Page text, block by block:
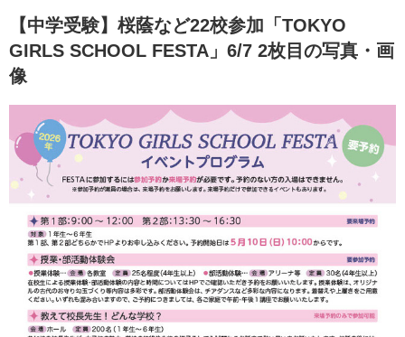
【中学受験】桜蔭など22校参加「TOKYO
GIRLS SCHOOL FESTA」6/7 2枚目の写真・画
像